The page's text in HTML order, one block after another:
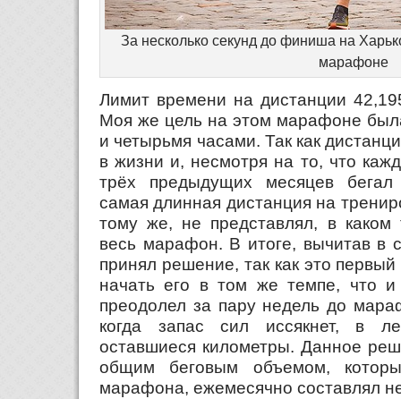
За несколько секунд до финиша на
марафоне
Лимит времени на дистанции
Моя же цель на этом марафоне
и четырьмя часами. Так как
в жизни и, несмотря на то, что
трёх предыдущих месяцев бегал
самая длинная дистанция на
тому же, не представлял, в каком
весь марафон. В итоге, вычитав в
принял решение, так как это
начать его в том же темпе, что
преодолел за пару недель до
когда запас сил иссякнет, в
оставшиеся километры. Данное
общим беговым объемом,
марафона, ежемесячно составлял